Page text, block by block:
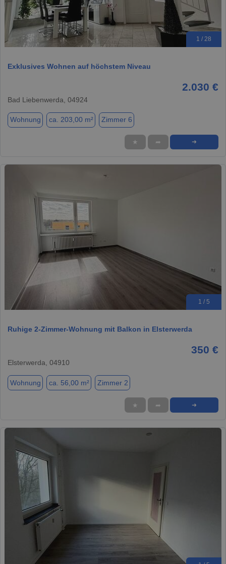
1 / 28
Exklusives Wohnen auf höchstem Niveau
2.030 €
Bad Liebenwerda, 04924
Wohnung ca. 203,00 m² Zimmer 6
★ ➦ ➜
1 / 5
Ruhige 2-Zimmer-Wohnung mit Balkon in Elsterwerda
350 €
Elsterwerda, 04910
Wohnung ca. 56,00 m² Zimmer 2
★ ➦ ➜